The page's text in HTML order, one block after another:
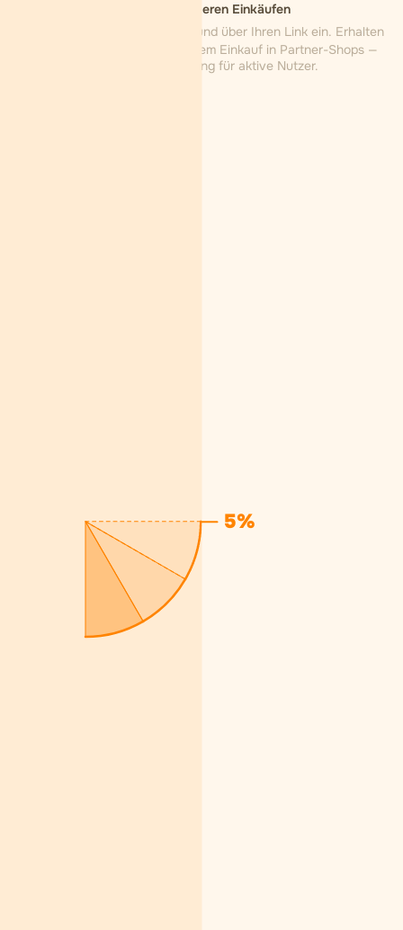
Provision aus deren Einkäufen
Laden Sie einen Freund über Ihren Link ein. Erhalten
Sie einen Prozentsatz von jedem Einkauf in Partner-Shops —
Ihre direkte Belohnung für aktive Nutzer.